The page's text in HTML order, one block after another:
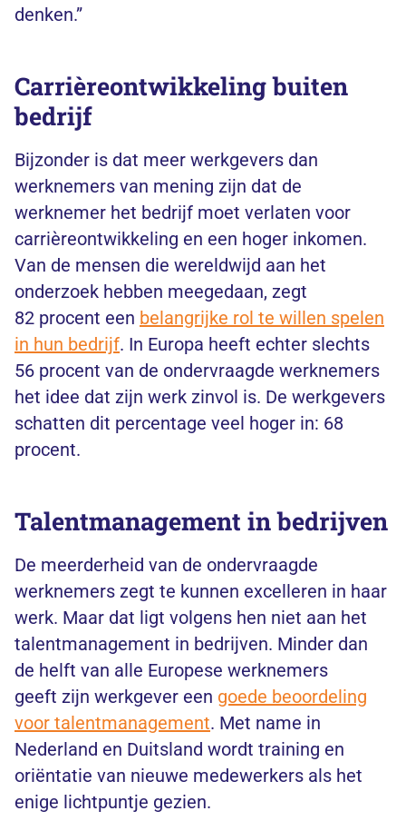
denken.”
Carrièreontwikkeling buiten
bedrijf
Bijzonder is dat meer werkgevers dan
werknemers van mening zijn dat de
werknemer het bedrijf moet verlaten voor
carrièreontwikkeling en een hoger inkomen.
Van de mensen die wereldwijd aan het
onderzoek hebben meegedaan, zegt
82 procent een belangrijke rol te willen spelen
in hun bedrijf. In Europa heeft echter slechts
56 procent van de ondervraagde werknemers
het idee dat zijn werk zinvol is. De werkgevers
schatten dit percentage veel hoger in: 68
procent.
Talentmanagement in bedrijven
De meerderheid van de ondervraagde
werknemers zegt te kunnen excelleren in haar
werk. Maar dat ligt volgens hen niet aan het
talentmanagement in bedrijven. Minder dan
de helft van alle Europese werknemers
geeft zijn werkgever een goede beoordeling
voor talentmanagement. Met name in
Nederland en Duitsland wordt training en
oriëntatie van nieuwe medewerkers als het
enige lichtpuntje gezien.